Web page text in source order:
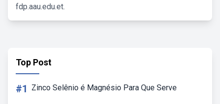
fdp.aau.edu.et.
Top Post
#1 Zinco Selênio é Magnésio Para Que Serve